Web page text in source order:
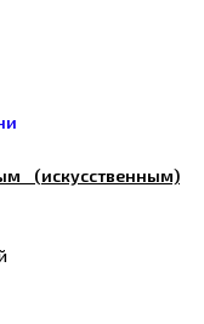
(искусственным)